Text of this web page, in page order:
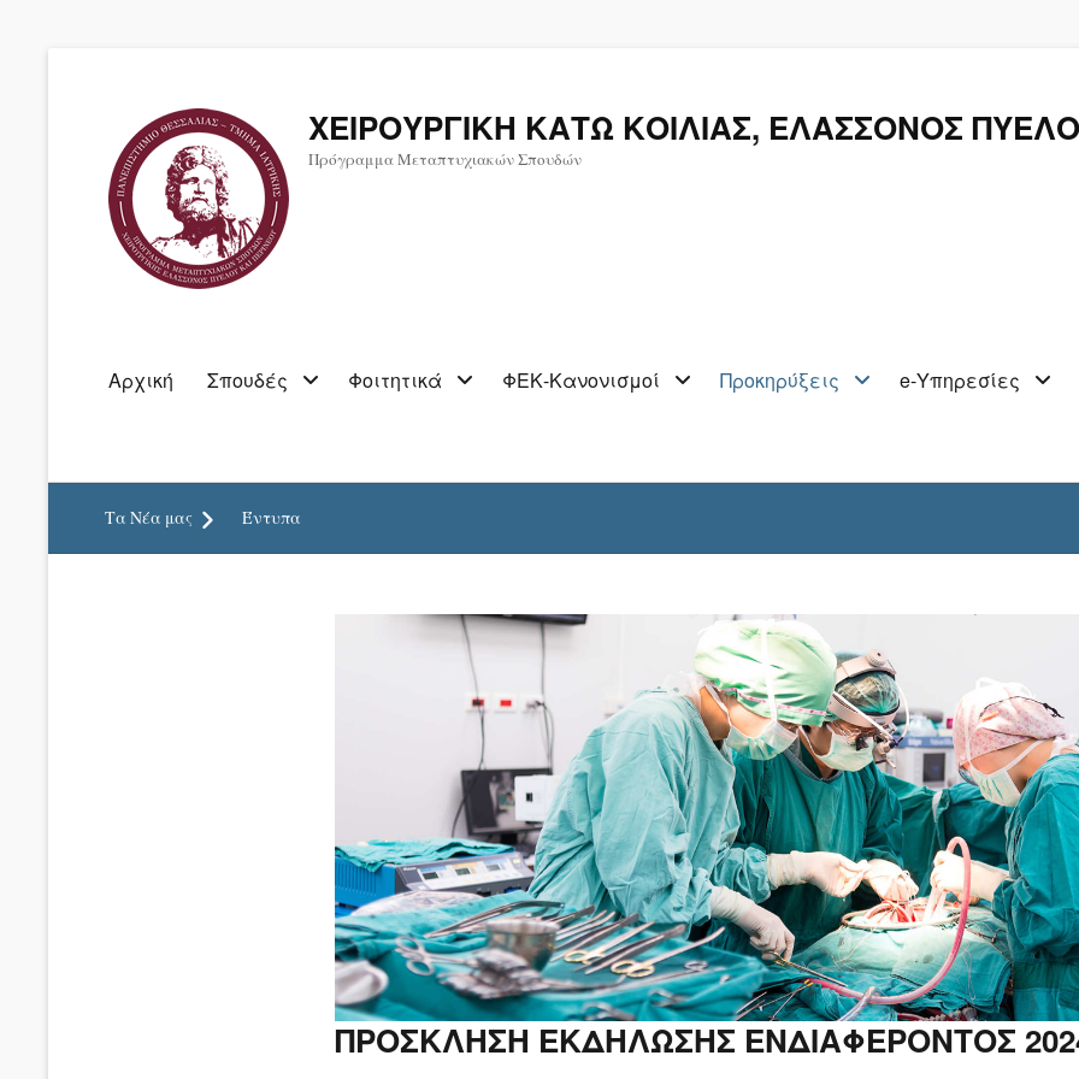
ΧΕΙΡΟΥΡΓΙΚΗ ΚΑΤΩ ΚΟΙΛΙΑΣ, ΕΛΑΣΣΟΝΟΣ
Πρόγραμμα Μεταπτυχιακών Σπουδών
Primary
Αρχική Σπουδές Φοιτητικά ΦΕΚ-Κανονισμοί Προκηρύξεις e-Υπηρεσίες
Τα Νέα μας Έντυπα
ΠΡΟΣΚΛΗΣΗ ΕΚΔΗΛΩΣΗΣ ΕΝΔΙΑΦΕΡΟΝΤΟΣ